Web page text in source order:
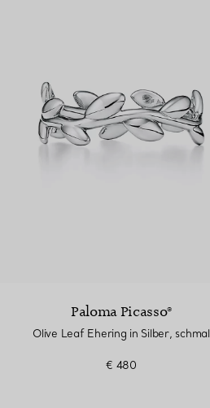
Paloma Picasso®
Olive Leaf Ehering in Silber, schmal
€ 480